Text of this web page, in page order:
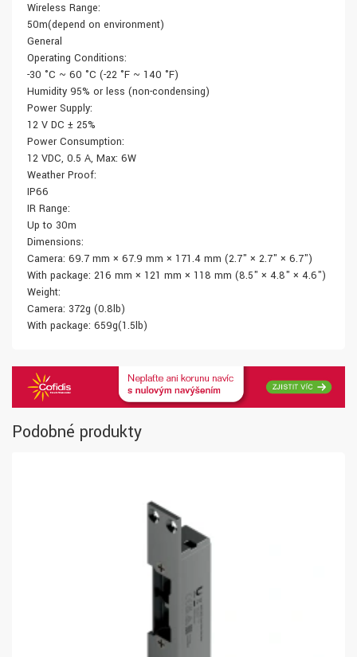
Wireless Range:
50m(depend on environment)
General
Operating Conditions:
-30 °C ~ 60 °C (-22 °F ~ 140 °F)
Humidity 95% or less (non-condensing)
Power Supply:
12 V DC ± 25%
Power Consumption:
12 VDC, 0.5 A, Max: 6W
Weather Proof:
IP66
IR Range:
Up to 30m
Dimensions:
Camera: 69.7 mm × 67.9 mm × 171.4 mm (2.7" × 2.7" × 6.7")
With package: 216 mm × 121 mm × 118 mm (8.5" × 4.8" × 4.6")
Weight:
Camera: 372g (0.8lb)
With package: 659g(1.5lb)
Podobné produkty